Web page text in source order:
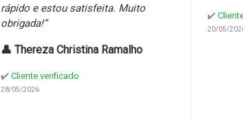
rápido e estou satisfeita. Muito
obrigada!”
👤 Thereza Christina Ramalho
✔️ Cliente verificado
28/05/2026
✔️
20/05/